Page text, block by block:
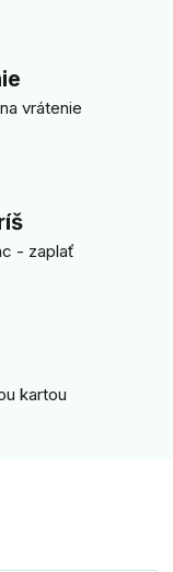
vrátenie
- zaplať
kartou